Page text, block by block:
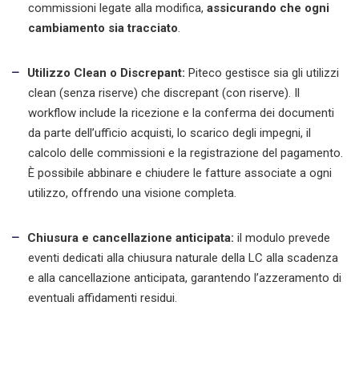
commissioni legate alla modifica, assicurando che ogni
cambiamento sia tracciato.
Utilizzo Clean o Discrepant: Piteco gestisce sia gli utilizzi
clean (senza riserve) che discrepant (con riserve). Il
workflow include la ricezione e la conferma dei documenti
da parte dell’ufficio acquisti, lo scarico degli impegni, il
calcolo delle commissioni e la registrazione del pagamento.
È possibile abbinare e chiudere le fatture associate a ogni
utilizzo, offrendo una visione completa.
Chiusura e cancellazione anticipata: il modulo prevede
eventi dedicati alla chiusura naturale della LC alla scadenza
e alla cancellazione anticipata, garantendo l’azzeramento di
eventuali affidamenti residui.